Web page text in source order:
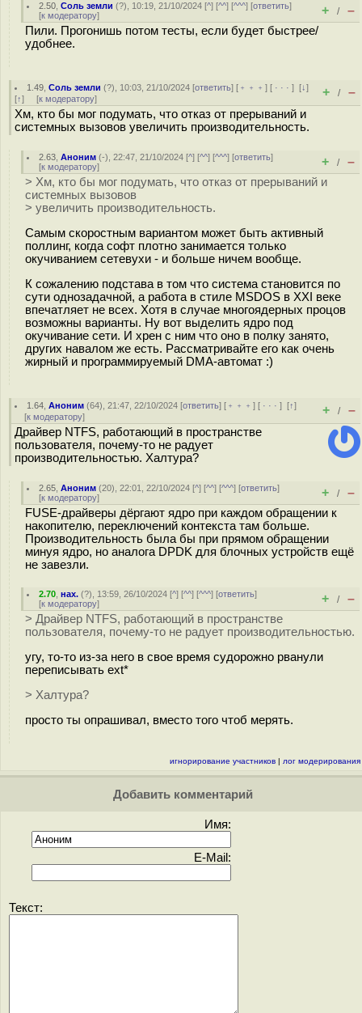
2.50 ,Соль земли (?), 10:19, 21/10/2024 [^] [^^] [^^^] [ответить]
[к модератору] + / –
Пили. Прогонишь потом тесты, если будет быстрее/
удобнее.
1.49 ,Соль земли (?), 10:03, 21/10/2024 [ответить] [ ﹢﹢﹢] [ · · ·][↓]
[↑] [к модератору] + / –
Хм, кто бы мог подумать, что отказ от прерываний и
системных вызовов увеличить производительность.
2.63 ,Аноним (-), 22:47, 21/10/2024 [^] [^^] [^^^] [ответить]
[к модератору] + / –
> Хм, кто бы мог подумать, что отказ от прерываний и
системных вызовов
> увеличить производительность.
Самым скоростным вариантом может быть активный
поллинг, когда софт плотно занимается только
окучиванием сетевухи - и больше ничем вообще.
К сожалению подстава в том что система становится по
сути однозадачной, а работа в стиле MSDOS в XXI веке
впечатляет не всех. Хотя в случае многоядерных процов
возможны варианты. Ну вот выделить ядро под
окучивание сети. И хрен с ним что оно в полку занято,
других навалом же есть. Рассматривайте его как очень
жирный и программируемый DMA-автомат :)
1.64 ,Аноним (64), 21:47, 22/10/2024 [ответить] [ ﹢﹢﹢] [ · · ·][↑]
[к модератору] + / –
Драйвер NTFS, работающий в пространстве
пользователя, почему-то не радует
производительностью. Халтура?
2.65 ,Аноним (20), 22:01, 22/10/2024 [^] [^^] [^^^] [ответить]
[к модератору] + / –
FUSE-драйверы дёргают ядро при каждом обращении к
накопителю, переключений контекста там больше.
Производительность была бы при прямом обращении
минуя ядро, но аналога DPDK для блочных устройств ещё
не завезли.
2.70 ,нах. (?), 13:59, 26/10/2024 [^] [^^] [^^^] [ответить]
[к модератору] + / –
> Драйвер NTFS, работающий в пространстве
пользователя, почему-то не радует производительностью.
угу, то-то из-за него в свое время судорожно рванули
переписывать ext*
> Халтура?
просто ты опрашивал, вместо того чтоб мерять.
игнорирование участников | лог модерирования
Добавить комментарий
Имя:
E-Mail:
Текст: